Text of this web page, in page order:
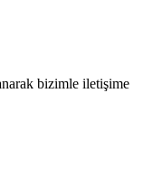
bizimle iletişime